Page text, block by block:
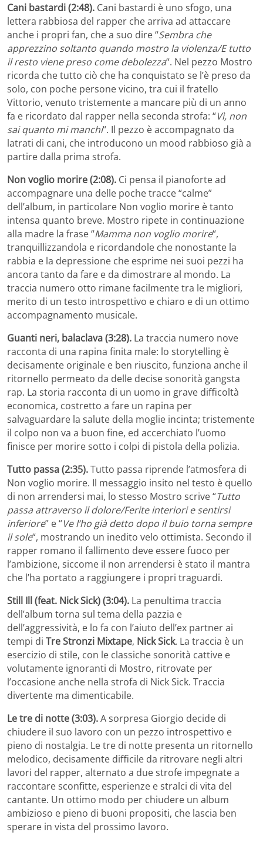
Cani bastardi (2:48). Cani bastardi è uno sfogo, una
lettera rabbiosa del rapper che arriva ad attaccare
anche i propri fan, che a suo dire “Sembra che
apprezzino soltanto quando mostro la violenza/E tutto
il resto viene preso come debolezza“. Nel pezzo Mostro
ricorda che tutto ciò che ha conquistato se l’è preso da
solo, con poche persone vicino, tra cui il fratello
Vittorio, venuto tristemente a mancare più di un anno
fa e ricordato dal rapper nella seconda strofa: “Vì, non
sai quanto mi manchi“. Il pezzo è accompagnato da
latrati di cani, che introducono un mood rabbioso già a
partire dalla prima strofa.
Non voglio morire (2:08). Ci pensa il pianoforte ad
accompagnare una delle poche tracce “calme”
dell’album, in particolare Non voglio morire è tanto
intensa quanto breve. Mostro ripete in continuazione
alla madre la frase “Mamma non voglio morire“,
tranquillizzandola e ricordandole che nonostante la
rabbia e la depressione che esprime nei suoi pezzi ha
ancora tanto da fare e da dimostrare al mondo. La
traccia numero otto rimane facilmente tra le migliori,
merito di un testo introspettivo e chiaro e di un ottimo
accompagnamento musicale.
Guanti neri, balaclava (3:28). La traccia numero nove
racconta di una rapina finita male: lo storytelling è
decisamente originale e ben riuscito, funziona anche il
ritornello permeato da delle decise sonorità gangsta
rap. La storia racconta di un uomo in grave difficoltà
economica, costretto a fare un rapina per
salvaguardare la salute della moglie incinta; tristemente
il colpo non va a buon fine, ed accerchiato l’uomo
finisce per morire sotto i colpi di pistola della polizia.
Tutto passa (2:35).Tutto passa riprende l’atmosfera di
Non voglio morire. Il messaggio insito nel testo è quello
di non arrendersi mai, lo stesso Mostro scrive “Tutto
passa attraverso il dolore/Ferite interiori e sentirsi
inferiore” e “Ve l’ho già detto dopo il buio torna sempre
il sole“, mostrando un inedito velo ottimista. Secondo il
rapper romano il fallimento deve essere fuoco per
l’ambizione, siccome il non arrendersi è stato il mantra
che l’ha portato a raggiungere i propri traguardi.
Still Ill (feat. Nick Sick) (3:04). La penultima traccia
dell’album torna sul tema della pazzia e
dell’aggressività, e lo fa con l’aiuto dell’ex partner ai
tempi di Tre Stronzi Mixtape, Nick Sick. La traccia è un
esercizio di stile, con le classiche sonorità cattive e
volutamente ignoranti di Mostro, ritrovate per
l’occasione anche nella strofa di Nick Sick. Traccia
divertente ma dimenticabile.
Le tre di notte (3:03).A sorpresa Giorgio decide di
chiudere il suo lavoro con un pezzo introspettivo e
pieno di nostalgia. Le tre di notte presenta un ritornello
melodico, decisamente difficile da ritrovare negli altri
lavori del rapper, alternato a due strofe impegnate a
raccontare sconfitte, esperienze e stralci di vita del
cantante. Un ottimo modo per chiudere un album
ambizioso e pieno di buoni propositi, che lascia ben
sperare in vista del prossimo lavoro.